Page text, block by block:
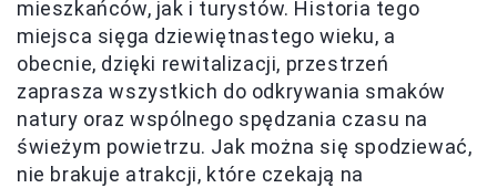
mieszkańców, jak i turystów. Historia tego
miejsca sięga dziewiętnastego wieku, a
obecnie, dzięki rewitalizacji, przestrzeń
zaprasza wszystkich do odkrywania smaków
natury oraz wspólnego spędzania czasu na
świeżym powietrzu. Jak można się spodziewać,
nie brakuje atrakcji, które czekają na